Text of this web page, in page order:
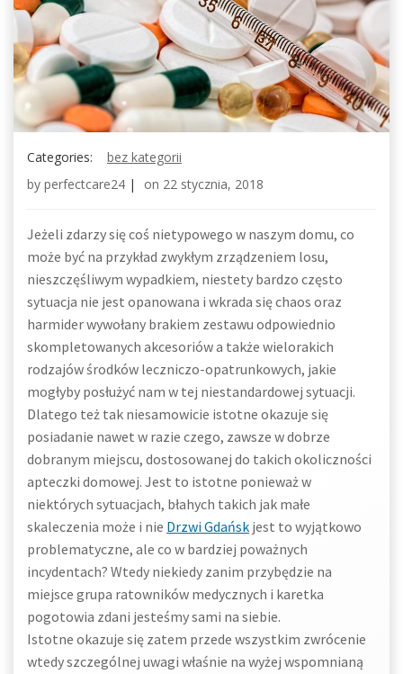
Categories:
bez kategorii
by perfectcare24 | on 22 stycznia, 2018
Jeżeli zdarzy się coś nietypowego w naszym domu, co
może być na przykład zwykłym zrządzeniem losu,
nieszczęśliwym wypadkiem, niestety bardzo często
sytuacja nie jest opanowana i wkrada się chaos oraz
harmider wywołany brakiem zestawu odpowiednio
skompletowanych akcesoriów a także wielorakich
rodzajów środków leczniczo-opatrunkowych, jakie
mogłyby posłużyć nam w tej niestandardowej sytuacji.
Dlatego też tak niesamowicie istotne okazuje się
posiadanie nawet w razie czego, zawsze w dobrze
dobranym miejscu, dostosowanej do takich okoliczności
apteczki domowej. Jest to istotne ponieważ w
niektórych sytuacjach, błahych takich jak małe
skaleczenia może i nie Drzwi Gdańsk jest to wyjątkowo
problematyczne, ale co w bardziej poważnych
incydentach? Wtedy niekiedy zanim przybędzie na
miejsce grupa ratowników medycznych i karetka
pogotowia zdani jesteśmy sami na siebie.
Istotne okazuje się zatem przede wszystkim zwrócenie
wtedy szczególnej uwagi właśnie na wyżej wspomnianą